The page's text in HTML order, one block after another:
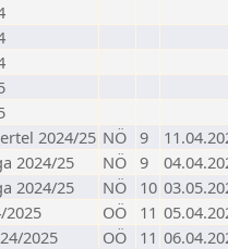
2024/25 NÖ 9
2024/25 NÖ 9
2024/25 NÖ 10
2025 OÖ 11
2025 OÖ 11